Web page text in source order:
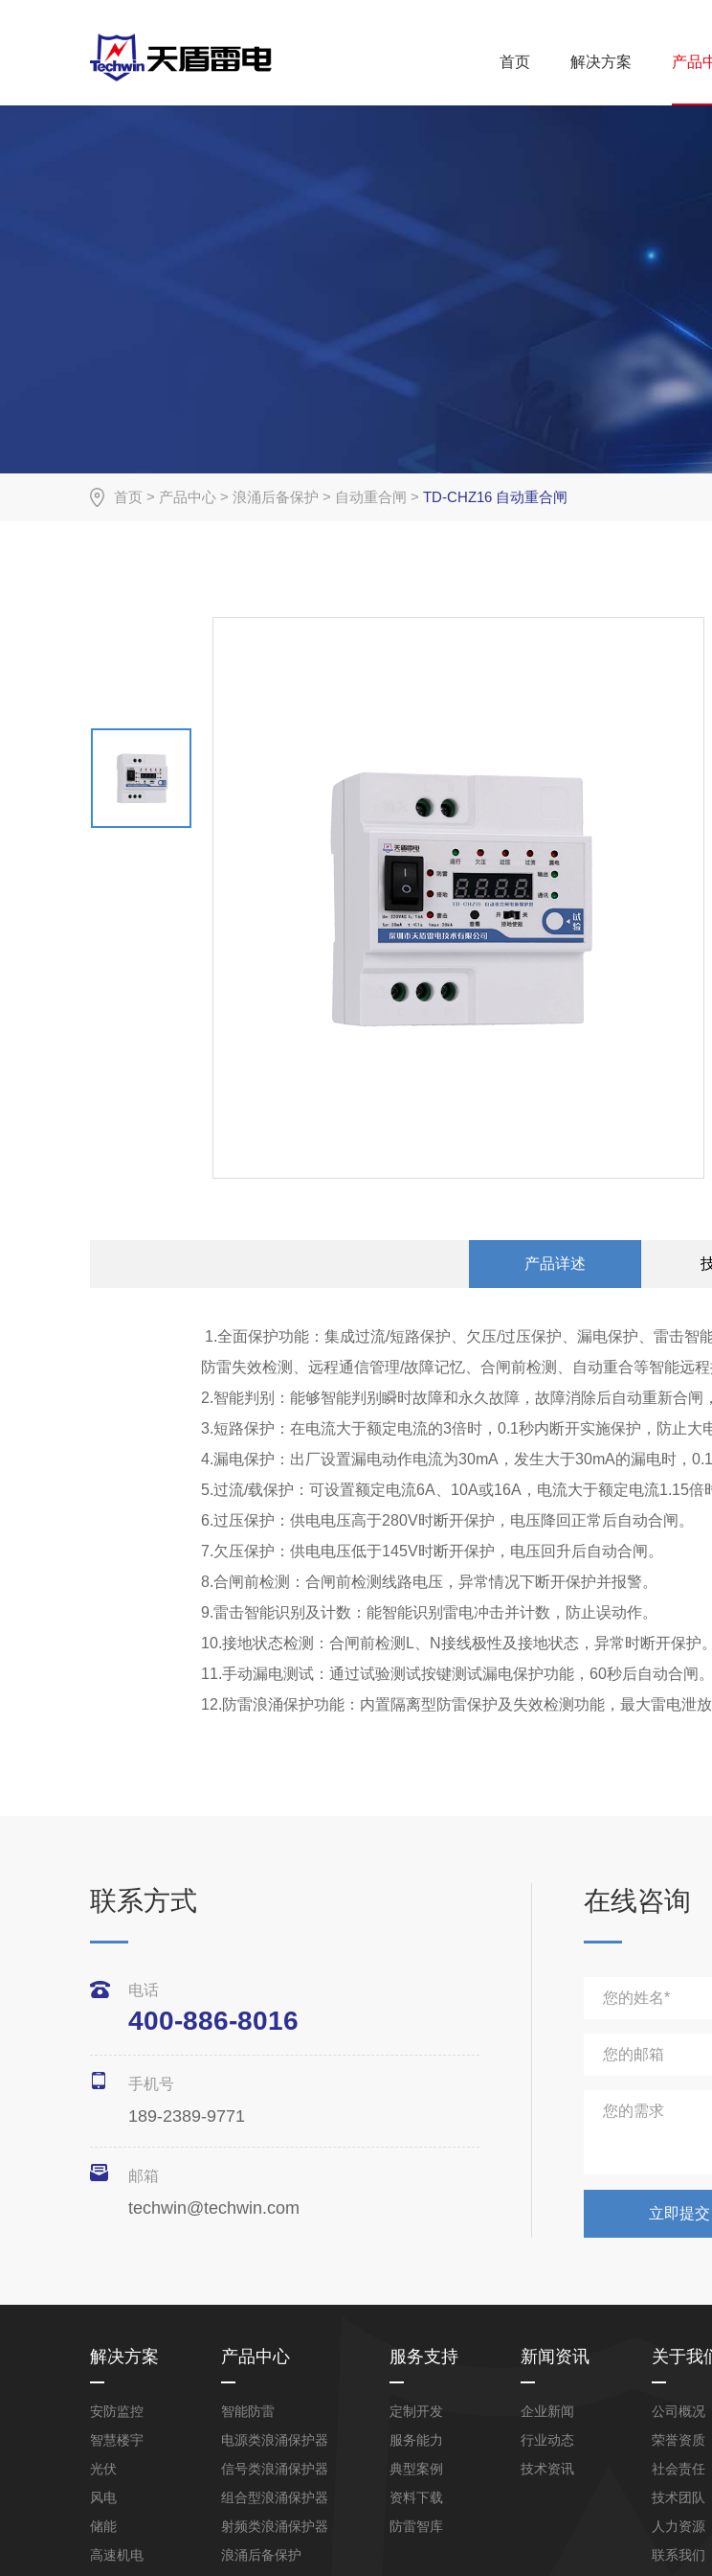
首页 解决方案 产品
首页 > 产品中心 >浪涌后备保护 > 自动重合闸 >TD-CHZ16 自动重合闸
产品详述
1.全面保护功能：集成过流/短路保护、欠压/过压保护、漏电保护、雷击智
防雷失效检测、远程通信管理/故障记忆、合闸前检测、自动重合等智能远程
2.智能判别：能够智能判别瞬时故障和永久故障，故障消除后自动重新合闸
3.短路保护：在电流大于额定电流的3倍时，0.1秒内断开实施保护，防止大
4.漏电保护：出厂设置漏电动作电流为30mA，发生大于30mA的漏电时，0.1
5.过流/载保护：可设置额定电流6A、10A或16A，电流大于额定电流1.15倍
6.过压保护：供电电压高于280V时断开保护，电压降回正常后自动合闸。
7.欠压保护：供电电压低于145V时断开保护，电压回升后自动合闸。
8.合闸前检测：合闸前检测线路电压，异常情况下断开保护并报警。
9.雷击智能识别及计数：能智能识别雷电冲击并计数，防止误动作。
10.接地状态检测：合闸前检测L、N接线极性及接地状态，异常时断开保护。
11.手动漏电测试：通过试验测试按键测试漏电保护功能，60秒后自动合闸。
12.防雷浪涌保护功能：内置隔离型防雷保护及失效检测功能，最大雷电泄放
联系方式
电话
400-886-8016
手机号
189-2389-9771
邮箱
techwin@techwin.com
在线咨询
您的姓名*
您的邮箱
您的需求
解决方案
安防监控
智慧楼宇
光伏
风电
储能
高速机电
产品中心
智能防雷
电源类浪涌保护器
信号类浪涌保护器
组合型浪涌保护器
射频类浪涌保护器
浪涌后备保护
服务支持
定制开发
服务能力
典型案例
资料下载
防雷智库
新闻资讯
企业新闻
行业动态
技术资讯
关于我
公司概况
荣誉资质
社会责任
技术团队
人力资源
联系我们